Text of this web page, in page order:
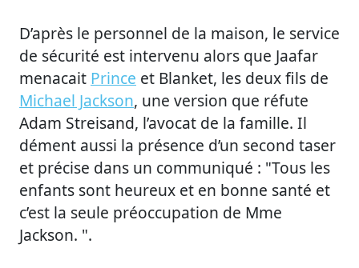
D’après le personnel de la maison, le service
de sécurité est intervenu alors que Jaafar
menacait Prince et Blanket, les deux fils de
Michael Jackson, une version que réfute
Adam Streisand, l’avocat de la famille. Il
dément aussi la présence d’un second taser
et précise dans un communiqué : "Tous les
enfants sont heureux et en bonne santé et
c’est la seule préoccupation de Mme
Jackson. ".